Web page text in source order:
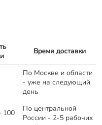
Время доставки
По Москве и области
- уже на следующий
день
100
По центральной
России - 2-5 рабочих